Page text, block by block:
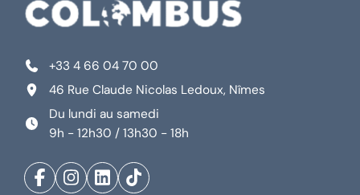
+33 4 66 04 70 00
46 Rue Claude Nicolas Ledoux, Nîmes
Du lundi au samedi
9h - 12h30 / 13h30 - 18h